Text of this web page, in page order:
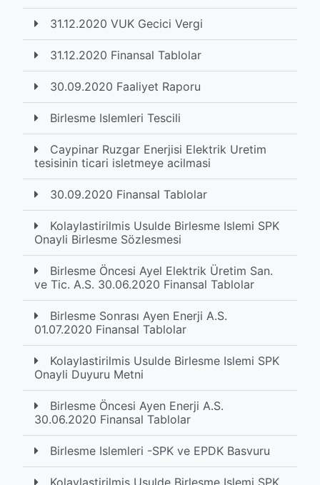
31.12.2020 VUK Gecici Vergi
31.12.2020 Finansal Tablolar
30.09.2020 Faaliyet Raporu
Birlesme Islemleri Tescili
Caypinar Ruzgar Enerjisi Elektrik Uretim
tesisinin ticari isletmeye acilmasi
30.09.2020 Finansal Tablolar
Kolaylastirilmis Usulde Birlesme Islemi SPK
Onayli Birlesme Sözlesmesi
Birlesme Öncesi Ayel Elektrik Üretim San.
ve Tic. A.S. 30.06.2020 Finansal Tablolar
Birlesme Sonrası Ayen Enerji A.S.
01.07.2020 Finansal Tablolar
Kolaylastirilmis Usulde Birlesme Islemi SPK
Onayli Duyuru Metni
Birlesme Öncesi Ayen Enerji A.S.
30.06.2020 Finansal Tablolar
Birlesme Islemleri -SPK ve EPDK Basvuru
Kolaylastirilmis Usulde Birlesme Islemi SPK